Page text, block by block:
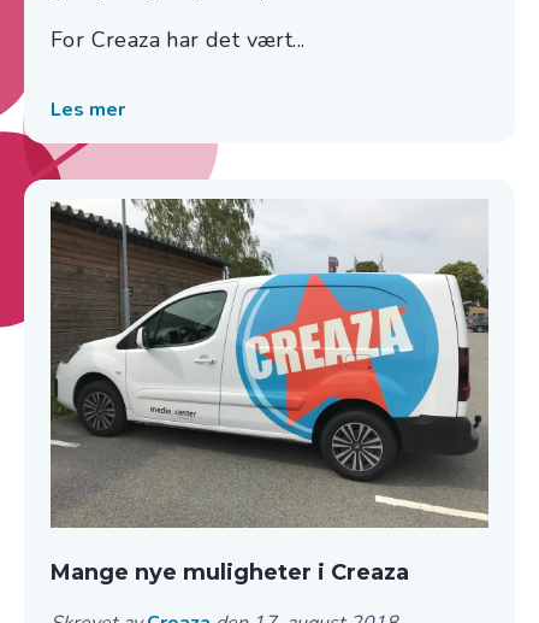
For Creaza har det vært...
Les mer
Mange nye muligheter i Creaza